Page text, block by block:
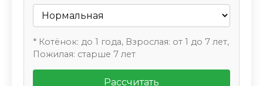
* Котёнок: до 1 года, Взрослая: от 1 до 7 лет,
Пожилая: старше 7 лет
Рассчитать